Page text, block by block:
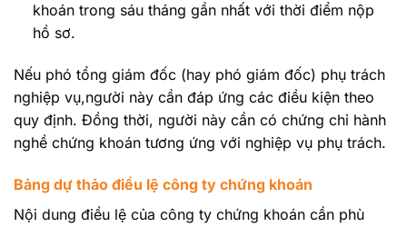
khoán trong sáu tháng gần nhất với thời điểm nộp
hồ sơ.
Nếu phó tổng giám đốc (hay phó giám đốc) phụ trách
nghiệp vụ,người này cần đáp ứng các điều kiện theo
quy định. Đồng thời, người này cần có chứng chỉ hành
nghề chứng khoán tương ứng với nghiệp vụ phụ trách.
Bảng dự thảo điều lệ công ty chứng khoán
Nội dung điều lệ của công ty chứng khoán cần phù